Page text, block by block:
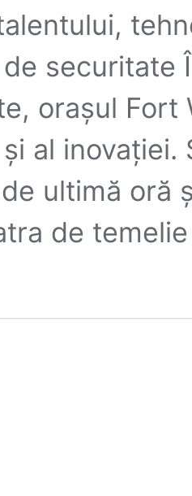
securitate
orașul Fort
al
ultimă oră
de